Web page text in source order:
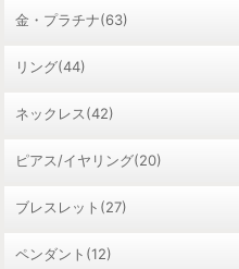
金・プラチナ(63)
リング(44)
ネックレス(42)
ピアス/イヤリング(20)
ブレスレット(27)
ペンダント(12)